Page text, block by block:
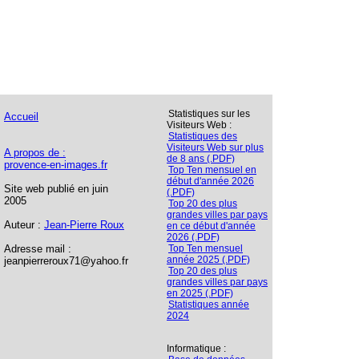
Accueil
A propos de :
provence-en-images.fr
Site web publié en juin
2005
Auteur : Jean-Pierre Roux
Adresse mail :
jeanpierreroux71@yahoo.fr
Statistiques sur les
Visiteurs Web :
Statistiques des
Visiteurs Web sur plus
de 8 ans (.PDF)
Top Ten mensuel en
début d'année 2026
(.PDF)
Top 20 des plus
grandes villes par pays
en ce début d'année
2026 (.PDF)
Top Ten mensuel
année 2025 (.PDF)
Top 20 des plus
grandes villes par pays
en 2025 (.PDF)
Statistiques année
2024
Informatique :